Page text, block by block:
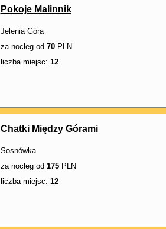
Pokoje Malinnik
Jelenia Góra
za nocleg od 70PLN
liczba miejsc: 12
Chatki Między Górami
Sosnówka
za nocleg od 175PLN
liczba miejsc: 12